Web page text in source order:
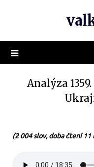
Analýza
(2 004 slov, doba čtení